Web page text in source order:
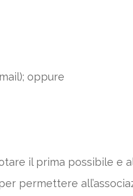
oppure
il prima possibile e
permettere